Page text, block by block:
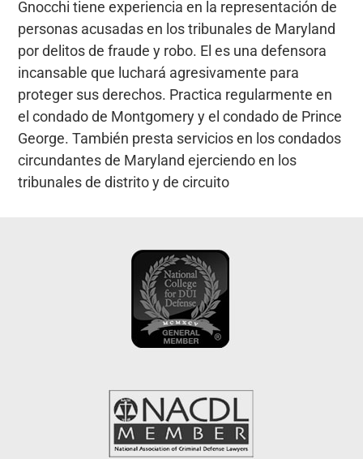
Gnocchi tiene experiencia en la representación de
personas acusadas en los tribunales de Maryland
por delitos de fraude y robo. El es una defensora
incansable que luchará agresivamente para
proteger sus derechos. Practica regularmente en
el condado de Montgomery y el condado de Prince
George. También presta servicios en los condados
circundantes de Maryland ejerciendo en los
tribunales de distrito y de circuito